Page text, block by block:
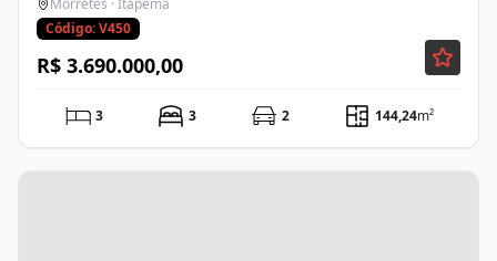
Morretes · Itapema
Código: V450
R$ 3.690.000,00
3 3 2 144,24m²